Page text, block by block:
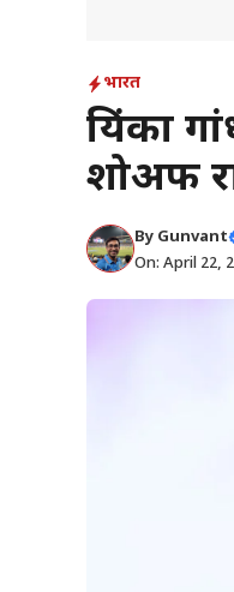
भारत
प्रियंका
शोअफ
By Gunvant
On: April 22,